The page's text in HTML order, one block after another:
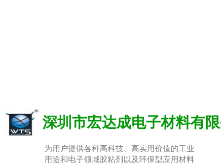
深圳市宏达成电子材料有
为用户提供各种高科技、高实用价值的工业
用途和电子领域胶粘剂以及环保型应用材料